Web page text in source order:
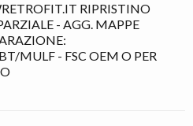
RIPRISTINO
- AGG. MAPPE
MULF - FSC OEM O PER